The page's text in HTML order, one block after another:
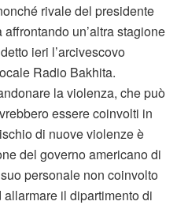
rivale del presidente
un’altra stagione
ieri l’arcivescovo
Radio Bakhita.
la violenza, che può
essere coinvolti in
di nuove violenze è
del governo americano di
personale non coinvolto
il dipartimento di